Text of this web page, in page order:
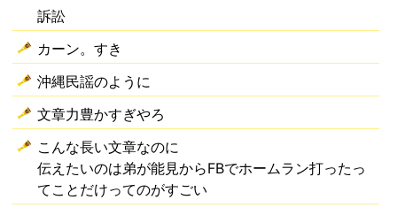
訴訟
カーン。すき
沖縄民謡のように
文章力豊かすぎやろ
こんな長い文章なのに
伝えたいのは弟が能見からFBでホームラン打ったっ
てことだけってのがすごい